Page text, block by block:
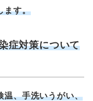
ます。
症対策について
温、手洗いうがい、